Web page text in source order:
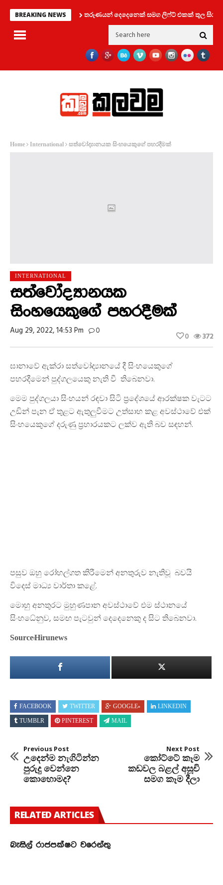
BREAKING NEWS තරුණයන් දෙදෙනෙක් සමග ලිෆ්ට් එකක් තුල සිර වූ කත
Home International සත්වෝද්‍යානයක සිංහයෙකුගේ පහරදීමක්
INTERNATIONAL
සත්වෝද්‍යානයක
සිංහයෙකුගේ පහරදීමක්
Aug 29, 2022, 14:53 Pm 0 372
0
ඝානාවේ ඇක්රා සත්වෝද්‍යානයේ දී සිංහයෙකුගේ
පහරදීමෙන් පුද්ගලයෙකු නැති වී තිබෙනවා.
මෙම පුද්ගලයා සිංහයන් රඳවා සිටි ප්‍රදේශයේ ආරක්ෂක වැටට
උඩින් පැන ඒ තුළට ඇතුලුවීමට උත්සාහ කළ අවස්ථාවේ එක්
සිංහයෙකුගේ දරුණු ප්‍රහාරයකට ලක්ව ඇති බව සඳහන්.
පසුව ඔහු රෝහල්ගත කිරීමෙන් අනතුරුව නැතිවූ බවයි
විදෙස් මාධ්‍ය වාර්තා කළේ.
මොහු අනතුරට මුහුණපාන අවස්ථාවේ එම ස්ථානයේ
සිංහධේනුව, සමඟ පැටවුන් දෙදෙනෙකු ද සිට තිබෙනවා.
Source:Hirunews
FACEBOOK TWITTER GOOGLE+ LINKEDIN
TUMBLR PINTEREST MAIL
Previous Post
උදෙන්ම නැගිටින්න
පුරුදු වෙන්නෙ
කොහොමද?
Next Post
කෝට්ටේ කෑම
කඩවල බළල් අසූචි
සමග කෑම දීලා
RELATED ARTICLES
බැසිල් රාජපක්ෂට වරෙන්තු